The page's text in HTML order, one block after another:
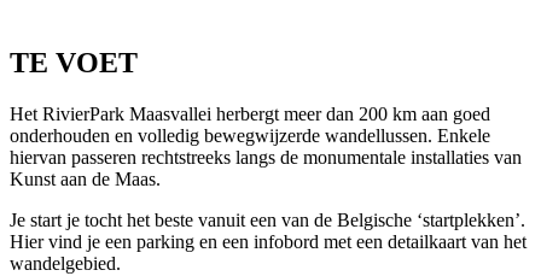
TE VOET
Het RivierPark Maasvallei herbergt meer dan 200 km aan goed
onderhouden en volledig bewegwijzerde wandellussen. Enkele
hiervan passeren rechtstreeks langs de monumentale installaties van
Kunst aan de Maas.
Je start je tocht het beste vanuit een van de Belgische ‘startplekken’.
Hier vind je een parking en een infobord met een detailkaart van het
wandelgebied.